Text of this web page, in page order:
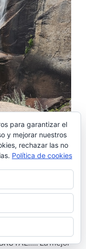
el tramo final
la empiezas des
La mejor
para garantizar el
y mejorar nuestros
rechazar las no
Política de cookies